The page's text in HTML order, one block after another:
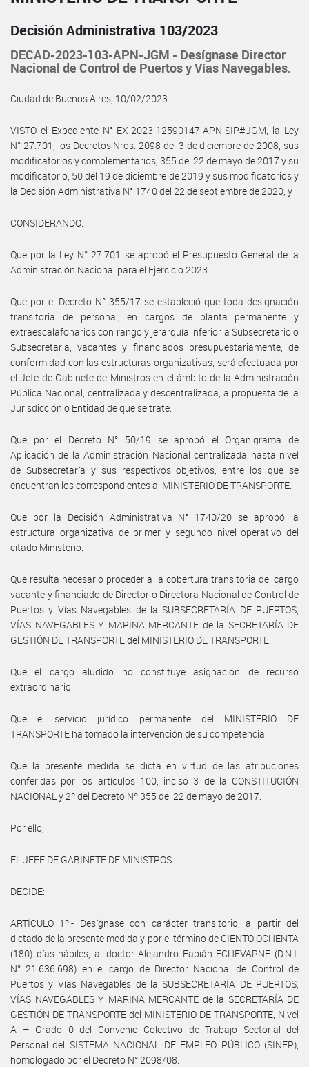
Decisión Administrativa 103/2023
DECAD-2023-103-APN-JGM - Desígnase Director
Nacional de Control de Puertos y Vías Navegables.
Ciudad de Buenos Aires, 10/02/2023
VISTO el Expediente N° EX-2023-12590147-APN-SIP#JGM, la Ley
N° 27.701, los Decretos Nros. 2098 del 3 de diciembre de 2008, sus
modificatorios y complementarios, 355 del 22 de mayo de 2017 y su
modificatorio, 50 del 19 de diciembre de 2019 y sus modificatorios y
la Decisión Administrativa N° 1740 del 22 de septiembre de 2020, y
CONSIDERANDO:
Que por la Ley N° 27.701 se aprobó el Presupuesto General de la
Administración Nacional para el Ejercicio 2023.
Que por el Decreto N° 355/17 se estableció que toda designación
transitoria de personal, en cargos de planta permanente y
extraescalafonarios con rango y jerarquía inferior a Subsecretario o
Subsecretaria, vacantes y financiados presupuestariamente, de
conformidad con las estructuras organizativas, será efectuada por
el Jefe de Gabinete de Ministros en el ámbito de la Administración
Pública Nacional, centralizada y descentralizada, a propuesta de la
Jurisdicción o Entidad de que se trate.
Que por el Decreto N° 50/19 se aprobó el Organigrama de
Aplicación de la Administración Nacional centralizada hasta nivel
de Subsecretaría y sus respectivos objetivos, entre los que se
encuentran los correspondientes al MINISTERIO DE TRANSPORTE.
Que por la Decisión Administrativa N° 1740/20 se aprobó la
estructura organizativa de primer y segundo nivel operativo del
citado Ministerio.
Que resulta necesario proceder a la cobertura transitoria del cargo
vacante y financiado de Director o Directora Nacional de Control de
Puertos y Vías Navegables de la SUBSECRETARÍA DE PUERTOS,
VÍAS NAVEGABLES Y MARINA MERCANTE de la SECRETARÍA DE
GESTIÓN DE TRANSPORTE del MINISTERIO DE TRANSPORTE.
Que el cargo aludido no constituye asignación de recurso
extraordinario.
Que el servicio jurídico permanente del MINISTERIO DE
TRANSPORTE ha tomado la intervención de su competencia.
Que la presente medida se dicta en virtud de las atribuciones
conferidas por los artículos 100, inciso 3 de la CONSTITUCIÓN
NACIONAL y 2º del Decreto Nº 355 del 22 de mayo de 2017.
Por ello,
EL JEFE DE GABINETE DE MINISTROS
DECIDE:
ARTÍCULO 1º.- Desígnase con carácter transitorio, a partir del
dictado de la presente medida y por el término de CIENTO OCHENTA
(180) días hábiles, al doctor Alejandro Fabián ECHEVARNE (D.N.I.
N° 21.636.698) en el cargo de Director Nacional de Control de
Puertos y Vías Navegables de la SUBSECRETARÍA DE PUERTOS,
VÍAS NAVEGABLES Y MARINA MERCANTE de la SECRETARÍA DE
GESTIÓN DE TRANSPORTE del MINISTERIO DE TRANSPORTE, Nivel
A – Grado 0 del Convenio Colectivo de Trabajo Sectorial del
Personal del SISTEMA NACIONAL DE EMPLEO PÚBLICO (SINEP),
homologado por el Decreto N° 2098/08.